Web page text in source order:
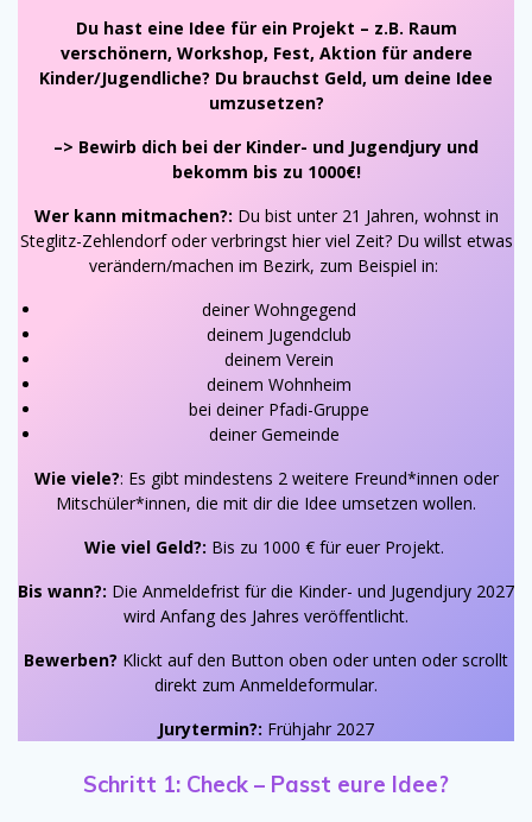
Du hast eine Idee für ein Projekt – z.B. Raum
verschönern, Workshop, Fest, Aktion für andere
Kinder/Jugendliche? Du brauchst Geld, um deine Idee
umzusetzen?
–> Bewirb dich bei der Kinder- und Jugendjury und
bekomm bis zu 1000€!
Wer kann mitmachen?: Du bist unter 21 Jahren, wohnst in
Steglitz-Zehlendorf oder verbringst hier viel Zeit? Du willst etwas
verändern/machen im Bezirk, zum Beispiel in:
deiner Wohngegend
deinem Jugendclub
deinem Verein
deinem Wohnheim
bei deiner Pfadi-Gruppe
deiner Gemeinde
Wie viele?: Es gibt mindestens 2 weitere Freund*innen oder
Mitschüler*innen, die mit dir die Idee umsetzen wollen.
Wie viel Geld?: Bis zu 1000 € für euer Projekt.
Bis wann?: Die Anmeldefrist für die Kinder- und Jugendjury 2027
wird Anfang des Jahres veröffentlicht.
Bewerben? Klickt auf den Button oben oder unten oder scrollt
direkt zum Anmeldeformular.
Jurytermin?: Frühjahr 2027
Schritt 1: Check – Passt eure Idee?